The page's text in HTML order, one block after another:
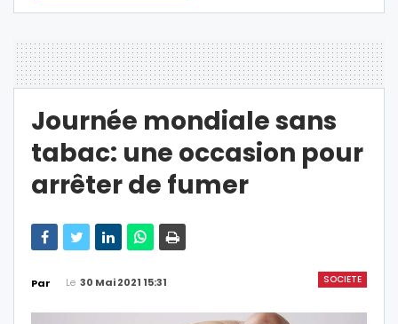
Journée mondiale sans
tabac: une occasion pour
arrêter de fumer
SOCIETE
Par Le 30 Mai 2021 15:31